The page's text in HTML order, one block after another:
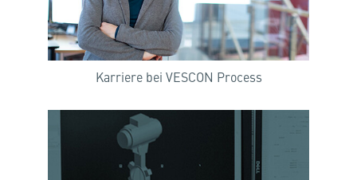
Karriere bei VESCON Process